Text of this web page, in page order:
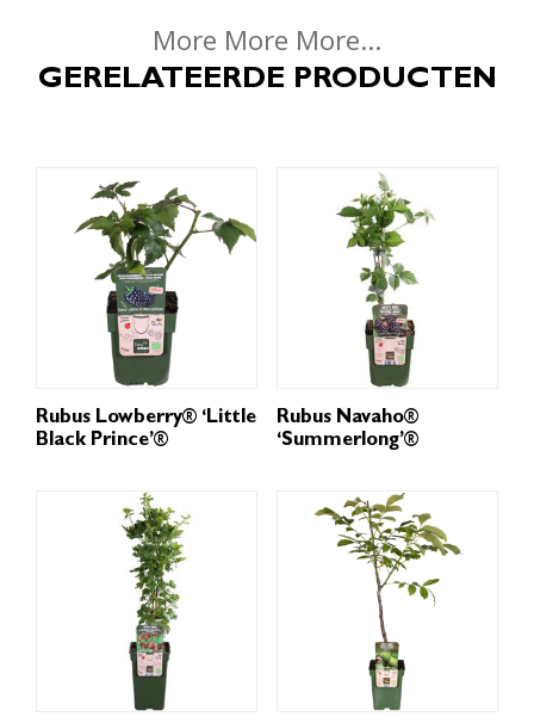
More More More...
GERELATEERDE PRODUCTEN
Rubus Lowberry® ‘Little
Black Prince’®
Rubus Navaho®
‘Summerlong’®